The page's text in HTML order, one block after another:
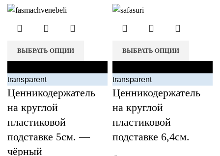
ВЫБРАТЬ ОПЦИИ
transparent
Ценникодержатель
на круглой
пластиковой
подставке 5см. —
чёрный
ВЫБРАТЬ ОПЦИИ
transparent
Ценникодержатель
на круглой
пластиковой
подставке 6,4см.